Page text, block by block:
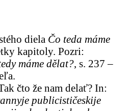
diela Čo teda máme
kapitoly. Pozri:
máme dělat?, s. 237 –
čto že nam delať? In:
publicističeskije